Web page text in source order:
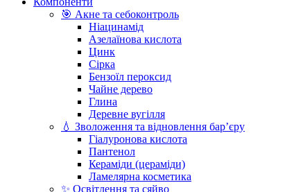
🎯 Акне та себоконтроль
Ніацинамід
Азелаїнова кислота
Цинк
Сірка
Бензоїл пероксид
Чайне дерево
Глина
Деревне вугілля
💧 Зволоження та відновлення бар’єру
Гіалуронова кислота
Пантенол
Кераміди (цераміди)
Ламелярна косметика
✨ Освітлення та сяйво